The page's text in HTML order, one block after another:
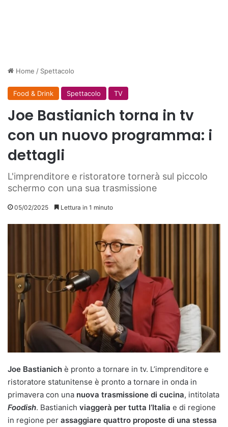
Home / Spettacolo
Food & Drink Spettacolo TV
Joe Bastianich torna in tv
con un nuovo programma: i
dettagli
L'imprenditore e ristoratore tornerà sul piccolo
schermo con una sua trasmissione
05/02/2025 Lettura in 1 minuto
Joe Bastianich è pronto a tornare in tv. L’imprenditore e
ristoratore statunitense è pronto a tornare in onda in
primavera con una nuova trasmissione di cucina, intitolata
Foodish. Bastianich viaggerà per tutta l’Italia e di regione
in regione per assaggiare quattro proposte di una stessa